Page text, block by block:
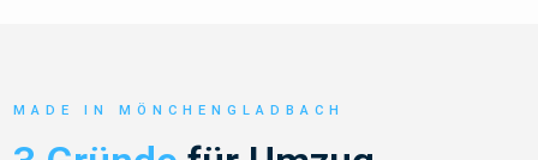
MADE IN MÖNCHENGLADBACH